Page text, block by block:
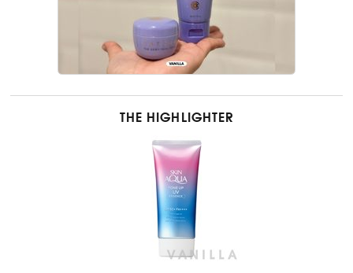
THE HIGHLIGHTER